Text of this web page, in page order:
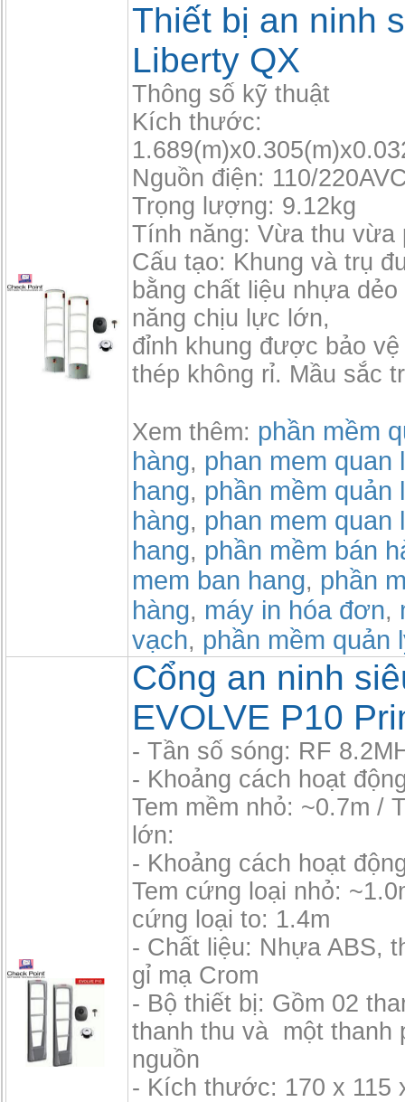
Thiết bị an ninh
Liberty QX
Thông số kỹ thuật
Kích thước:
Nguồn điện: 110/
Trọng lượng: 9.12kg
Tính năng: Vừa thu vừa
Cấu tạo: Khung và trụ
bằng chất liệu nhựa
năng chịu lực lớn,
đỉnh khung được bảo
thép không rỉ. Mầu sắc
Xem thêm: phần mềm
hàng, phan mem quan
hang, phần mềm quản
hàng, phan mem quan
hang, phần mềm bán
mem ban hang, phần
hàng, máy in hóa đơn,
vạch, phần mềm quản
Cổng an ninh
EVOLVE P10
- Tần số sóng: RF
- Khoảng cách hoạt
Tem mềm nhỏ: ~0.7m /
lớn:
- Khoảng cách hoạt
Tem cứng loại nhỏ:
cứng loại to: 1.4m
- Chất liệu: Nhựa ABS,
gỉ mạ Crom
- Bộ thiết bị: Gồm 02
thanh thu và một thanh
nguồn
- Kích thước: 170 x 115